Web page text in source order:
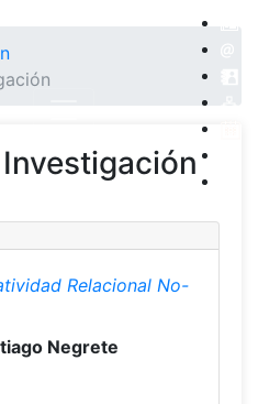
Relacional No-
Negrete